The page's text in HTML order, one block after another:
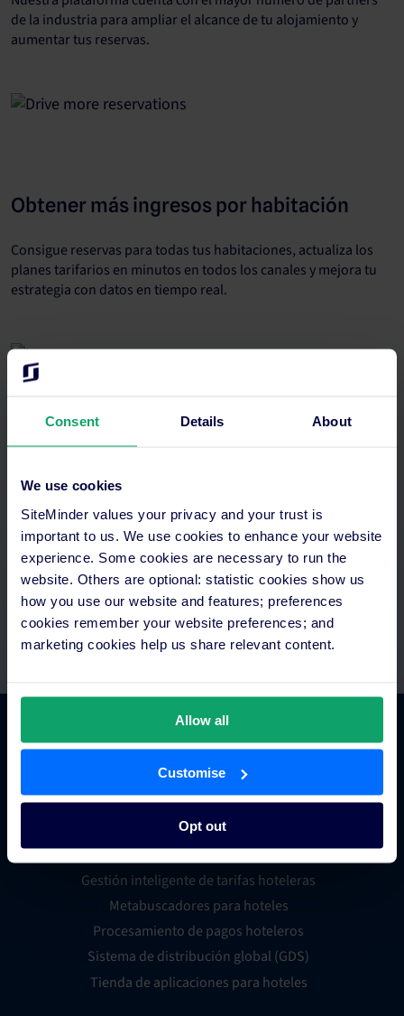
Consent Details About
We use cookies
SiteMinder values your privacy and your trust is
important to us. We use cookies to enhance your website
experience. Some cookies are necessary to run the
website. Others are optional: statistic cookies show us
how you use our website and features; preferences
cookies remember your website preferences; and
marketing cookies help us share relevant content.
Allow all
Customise
Opt out
de la industria para ampliar el alcance de tu alojamiento y
aumentar tus reservas.
Obtener más ingresos por habitación
Consigue reservas para todas tus habitaciones, actualiza los
planes tarifarios en minutos en todos los canales y mejora tu
estrategia con datos en tiempo real.
Aprovechar tu tiempo al máximo
intégralos con la tecnología de la que ya dispones.Si necesitas
ayuda, recuerda que cuentas con equipos de integración y
asistencia.
Comercio hotelero
Gestor de canales para hoteles
Motor de reservas para hoteles
Creador de sitios web para hoteles
Gestión inteligente de tarifas hoteleras
Metabuscadores para hoteles
Procesamiento de pagos hoteleros
Sistema de distribución global (GDS)
Tienda de aplicaciones para hoteles